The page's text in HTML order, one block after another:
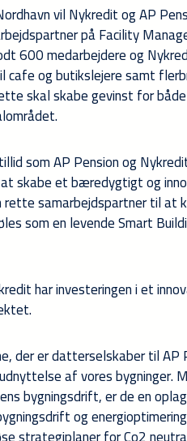
vil Nykredit og AP
på Facility
600 medarbejdere og
og butikslejere samt
skal skabe gevinst for
som AP Pension og
skabe et bæredygtigt og
samarbejdspartner til
som en levende Smart
har investeringen i et
der er datterselskaber til
af vores bygninger.
bygningsdrift, er de en
og